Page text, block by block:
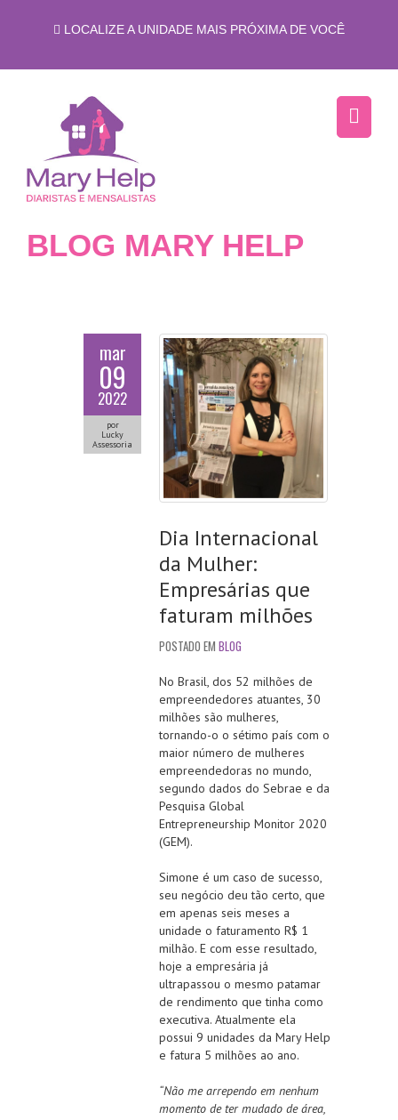
LOCALIZE A UNIDADE MAIS PRÓXIMA DE VOCÊ
BLOG MARY HELP
mar
09
2022
por
Lucky
Assessoria
Dia Internacional
da Mulher:
Empresárias que
faturam milhões
POSTADO EM BLOG
No Brasil, dos 52 milhões de
empreendedores atuantes, 30
milhões são mulheres,
tornando-o o sétimo país com o
maior número de mulheres
empreendedoras no mundo,
segundo dados do Sebrae e da
Pesquisa Global
Entrepreneurship Monitor 2020
(GEM).
Simone é um caso de sucesso,
seu negócio deu tão certo, que
em apenas seis meses a
unidade o faturamento R$ 1
milhão. E com esse resultado,
hoje a empresária já
ultrapassou o mesmo patamar
de rendimento que tinha como
executiva. Atualmente ela
possui 9 unidades da Mary Help
e fatura 5 milhões ao ano.
“Não me arrependo em nenhum
momento de ter mudado de área,